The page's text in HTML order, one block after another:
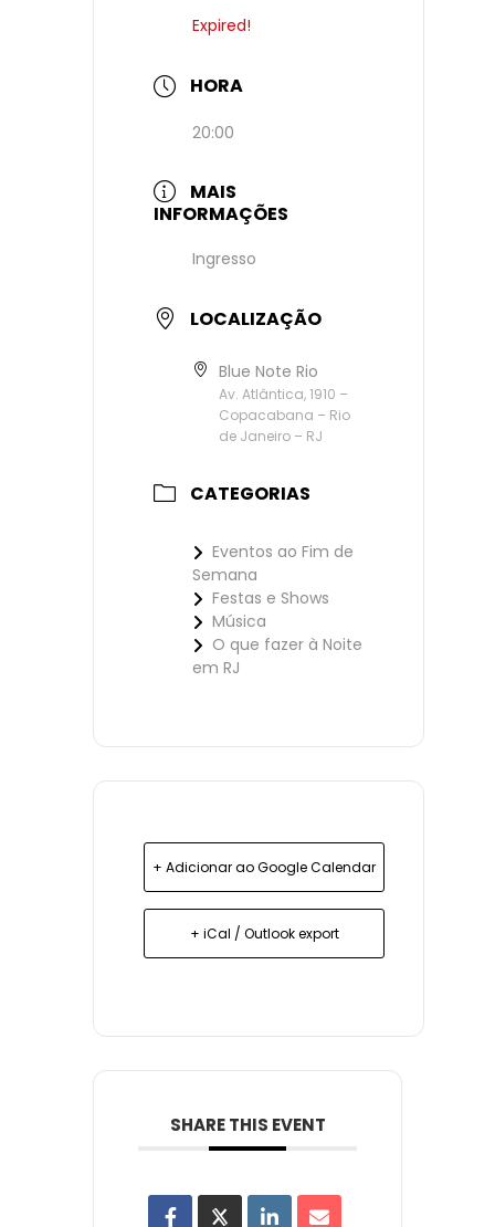
Expired!
HORA
20:00
MAIS
INFORMAÇÕES
Ingresso
LOCALIZAÇÃO
Blue Note Rio
Av. Atlântica, 1910 –
Copacabana – Rio
de Janeiro – RJ
CATEGORIAS
Eventos ao Fim de
Semana
Festas e Shows
Música
O que fazer à Noite
em RJ
+ Adicionar ao Google Calendar
+ iCal / Outlook export
SHARE THIS EVENT